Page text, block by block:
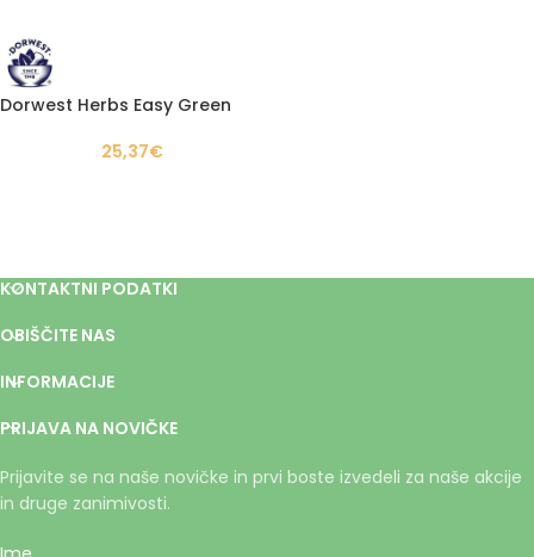
Dorwest Herbs Easy Green
25,37€
KONTAKTNI PODATKI
OBIŠČITE NAS
INFORMACIJE
PRIJAVA NA NOVIČKE
Prijavite se na naše novičke in prvi boste izvedeli za naše akcije
in druge zanimivosti.